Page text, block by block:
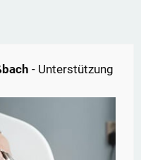
- Unterstützung